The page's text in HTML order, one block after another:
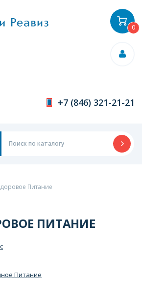
+7 (846) 321-21-21
0
Питание
ПИТАНИЕ
Питание